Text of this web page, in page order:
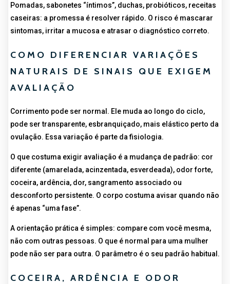
Pomadas, sabonetes “íntimos”, duchas, probióticos, receitas
caseiras: a promessa é resolver rápido. O risco é mascarar
sintomas, irritar a mucosa e atrasar o diagnóstico correto.
COMO DIFERENCIAR VARIAÇÕES
NATURAIS DE SINAIS QUE EXIGEM
AVALIAÇÃO
Corrimento pode ser normal. Ele muda ao longo do ciclo,
pode ser transparente, esbranquiçado, mais elástico perto da
ovulação. Essa variação é parte da fisiologia.
O que costuma exigir avaliação é a mudança de padrão: cor
diferente (amarelada, acinzentada, esverdeada), odor forte,
coceira, ardência, dor, sangramento associado ou
desconforto persistente. O corpo costuma avisar quando não
é apenas “uma fase”.
A orientação prática é simples: compare com você mesma,
não com outras pessoas. O que é normal para uma mulher
pode não ser para outra. O parâmetro é o seu padrão habitual.
COCEIRA, ARDÊNCIA E ODOR